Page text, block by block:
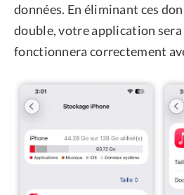
données. En éliminant ces
double, votre application sera
fonctionnera correctement